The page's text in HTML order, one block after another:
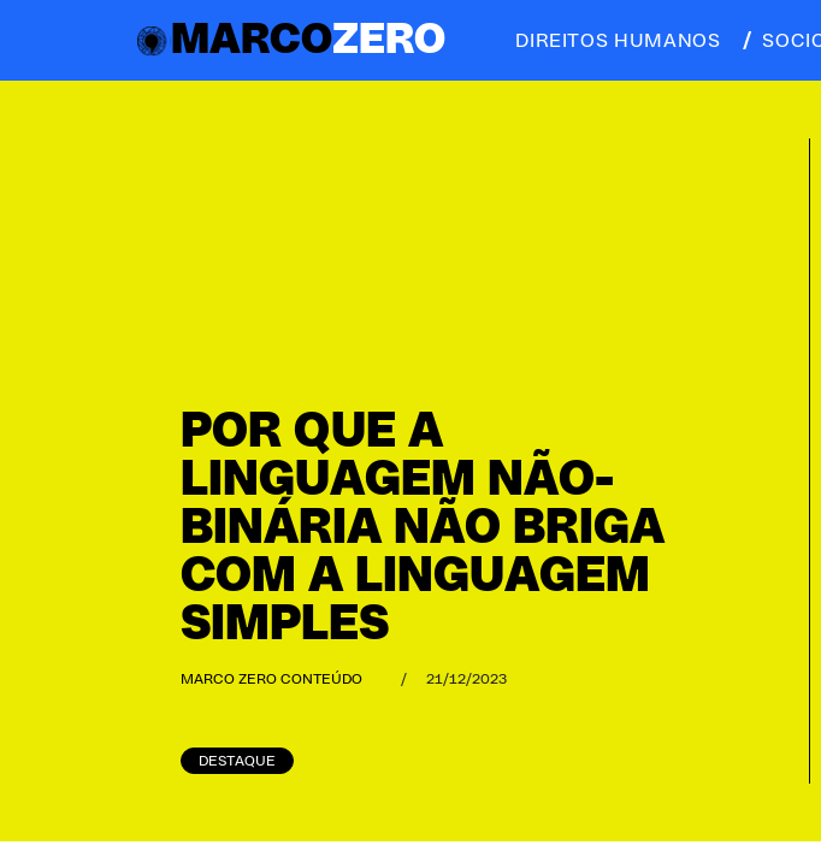
MARCOZERO DIREITOS HUMANOS
POR QUE A
LINGUAGEM NÃO-
BINÁRIA NÃO BRIGA
COM A LINGUAGEM
SIMPLES
MARCO ZERO CONTEÚDO / 21/12/2023
DESTAQUE